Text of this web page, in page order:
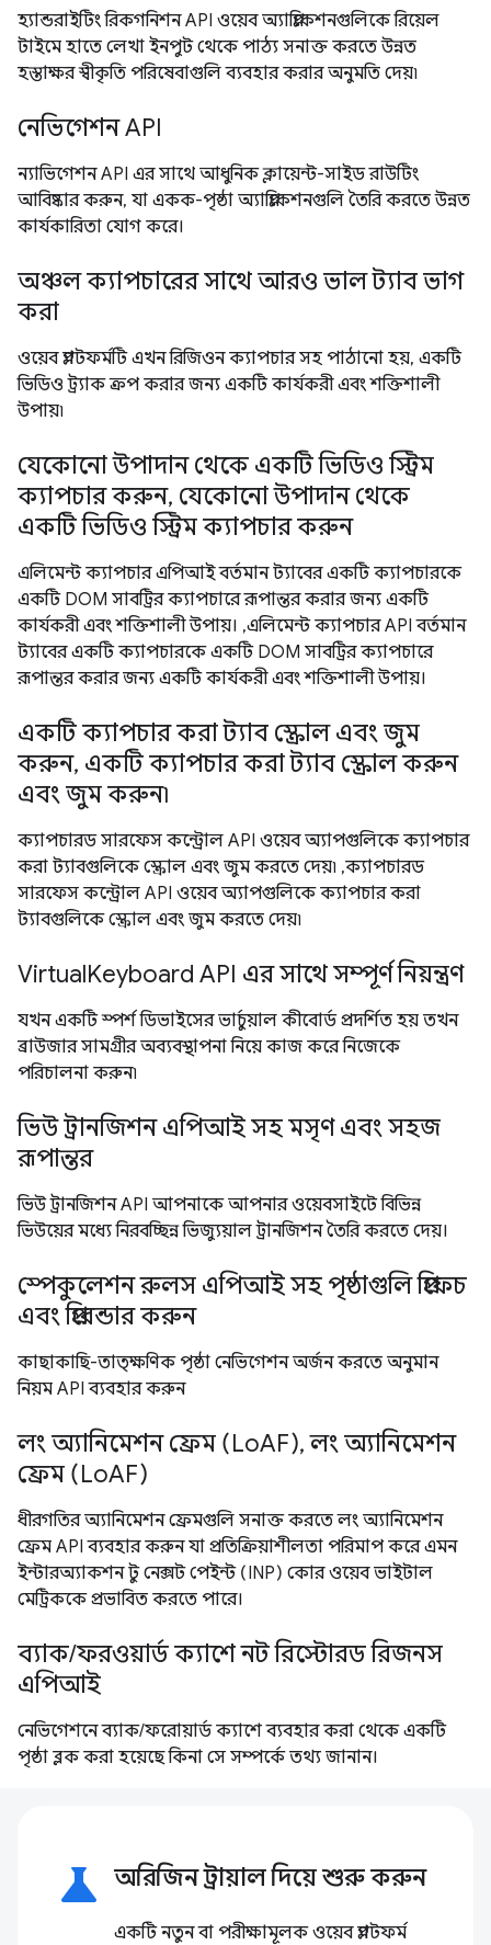
হ্যান্ডরাইটিং রিকগনিশন API ওয়েব অ্যাপ্লিকেশনগুলিকে রিয়েল
টাইমে হাতে লেখা ইনপুট থেকে পাঠ্য সনাক্ত করতে উন্নত
হস্তাক্ষর স্বীকৃতি পরিষেবাগুলি ব্যবহার করার অনুমতি দেয়৷
নেভিগেশন API
ন্যাভিগেশন API এর সাথে আধুনিক ক্লায়েন্ট-সাইড রাউটিং
আবিষ্কার করুন, যা একক-পৃষ্ঠা অ্যাপ্লিকেশনগুলি তৈরি করতে উন্নত
কার্যকারিতা যোগ করে।
অঞ্চল ক্যাপচারের সাথে আরও ভাল ট্যাব ভাগ
করা
ওয়েব প্ল্যাটফর্মটি এখন রিজিওন ক্যাপচার সহ পাঠানো হয়, একটি
ভিডিও ট্র্যাক ক্রপ করার জন্য একটি কার্যকরী এবং শক্তিশালী
উপায়৷
যেকোনো উপাদান থেকে একটি ভিডিও স্ট্রিম
ক্যাপচার করুন, যেকোনো উপাদান থেকে
একটি ভিডিও স্ট্রিম ক্যাপচার করুন
এলিমেন্ট ক্যাপচার এপিআই বর্তমান ট্যাবের একটি ক্যাপচারকে
একটি DOM সাবট্রির ক্যাপচারে রূপান্তর করার জন্য একটি
কার্যকরী এবং শক্তিশালী উপায়। ,এলিমেন্ট ক্যাপচার API বর্তমান
ট্যাবের একটি ক্যাপচারকে একটি DOM সাবট্রির ক্যাপচারে
রূপান্তর করার জন্য একটি কার্যকরী এবং শক্তিশালী উপায়।
একটি ক্যাপচার করা ট্যাব স্ক্রোল এবং জুম
করুন, একটি ক্যাপচার করা ট্যাব স্ক্রোল করুন
এবং জুম করুন৷
ক্যাপচারড সারফেস কন্ট্রোল API ওয়েব অ্যাপগুলিকে ক্যাপচার
করা ট্যাবগুলিকে স্ক্রোল এবং জুম করতে দেয়৷ ,ক্যাপচারড
সারফেস কন্ট্রোল API ওয়েব অ্যাপগুলিকে ক্যাপচার করা
ট্যাবগুলিকে স্ক্রোল এবং জুম করতে দেয়৷
VirtualKeyboard API এর সাথে সম্পূর্ণ নিয়ন্ত্রণ
যখন একটি স্পর্শ ডিভাইসের ভার্চুয়াল কীবোর্ড প্রদর্শিত হয় তখন
ব্রাউজার সামগ্রীর অব্যবস্থাপনা নিয়ে কাজ করে নিজেকে
পরিচালনা করুন৷
ভিউ ট্রানজিশন এপিআই সহ মসৃণ এবং সহজ
রূপান্তর
ভিউ ট্রানজিশন API আপনাকে আপনার ওয়েবসাইটে বিভিন্ন
ভিউয়ের মধ্যে নিরবচ্ছিন্ন ভিজ্যুয়াল ট্রানজিশন তৈরি করতে দেয়।
স্পেকুলেশন রুলস এপিআই সহ পৃষ্ঠাগুলি প্রিফেচ
এবং প্রিরেন্ডার করুন
কাছাকাছি-তাত্ক্ষণিক পৃষ্ঠা নেভিগেশন অর্জন করতে অনুমান
নিয়ম API ব্যবহার করুন
লং অ্যানিমেশন ফ্রেম (LoAF), লং অ্যানিমেশন
ফ্রেম (LoAF)
ধীরগতির অ্যানিমেশন ফ্রেমগুলি সনাক্ত করতে লং অ্যানিমেশন
ফ্রেম API ব্যবহার করুন যা প্রতিক্রিয়াশীলতা পরিমাপ করে এমন
ইন্টারঅ্যাকশন টু নেক্সট পেইন্ট (INP) কোর ওয়েব ভাইটাল
মেট্রিককে প্রভাবিত করতে পারে।
ব্যাক/ফরওয়ার্ড ক্যাশে নট রিস্টোরড রিজনস
এপিআই
নেভিগেশনে ব্যাক/ফরোয়ার্ড ক্যাশে ব্যবহার করা থেকে একটি
পৃষ্ঠা ব্লক করা হয়েছে কিনা সে সম্পর্কে তথ্য জানান।
science অরিজিন ট্রায়াল দিয়ে শুরু করুন
একটি নতুন বা পরীক্ষামূলক ওয়েব প্ল্যাটফর্ম